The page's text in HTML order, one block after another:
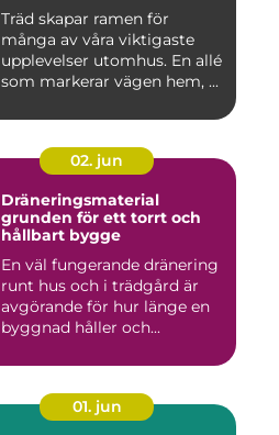
Träd skapar ramen för
många av våra viktigaste
upplevelser utomhus. En allé
som markerar vägen hem, ...
02. jun
Dräneringsmaterial
grunden för ett torrt och
hållbart bygge
En väl fungerande dränering
runt hus och i trädgård är
avgörande för hur länge en
byggnad håller och...
01. jun